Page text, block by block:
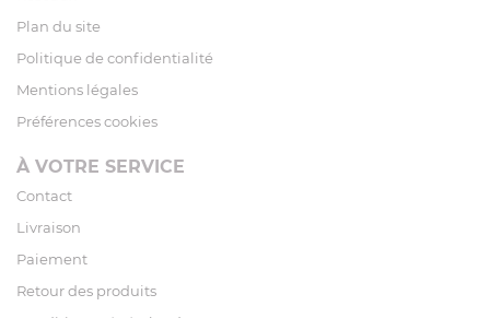
Plan du site
Politique de confidentialité
Mentions légales
Préférences cookies
À VOTRE SERVICE
Contact
Livraison
Paiement
Retour des produits